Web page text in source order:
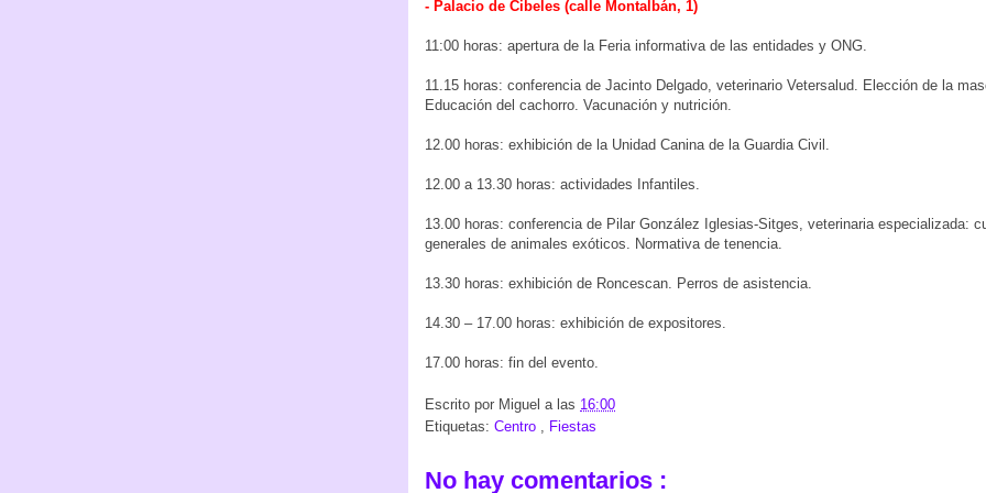
- Palacio de Cibeles (calle Montalbán, 1)
11:00 horas: apertura de la Feria informativa de las entidades y ONG.
11.15 horas: conferencia de Jacinto Delgado, veterinario Vetersalud. Elección de la
Educación del cachorro. Vacunación y nutrición.
12.00 horas: exhibición de la Unidad Canina de la Guardia Civil.
12.00 a 13.30 horas: actividades Infantiles.
13.00 horas: conferencia de Pilar González Iglesias-Sitges, veterinaria especializada:
generales de animales exóticos. Normativa de tenencia.
13.30 horas: exhibición de Roncescan. Perros de asistencia.
14.30 – 17.00 horas: exhibición de expositores.
17.00 horas: fin del evento.
Escrito por Miguel a las 16:00
Etiquetas: Centro , Fiestas
No hay comentarios :